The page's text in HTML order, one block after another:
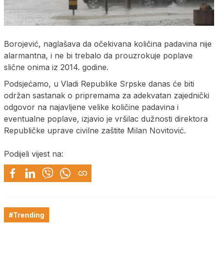
Borojević, naglašava da očekivana količina padavina nije
alarmantna, i ne bi trebalo da prouzrokuje poplave
slične onima iz 2014. godine.
Podsjećamo, u Vladi Republike Srpske danas će biti
održan sastanak o pripremama za adekvatan zajednički
odgovor na najavljene velike količine padavina i
eventualne poplave, izjavio je vršilac dužnosti direktora
Republičke uprave civilne zaštite Milan Novitović.
Podijeli vijest na:
#Trending